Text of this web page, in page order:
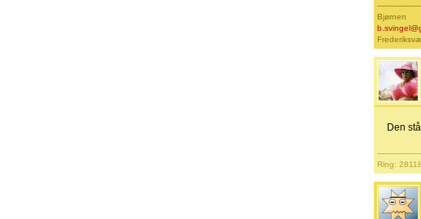
Bjørnen
Den
Ring: